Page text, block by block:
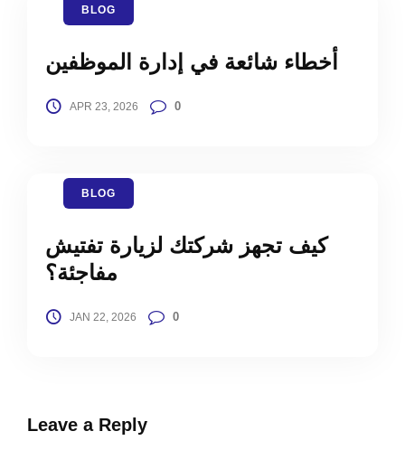
BLOG
أخطاء شائعة في إدارة الموظفين
APR 23, 2026 0
BLOG
كيف تجهز شركتك لزيارة تفتيش
مفاجئة؟
JAN 22, 2026 0
Leave a Reply